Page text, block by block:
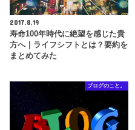
2017.8.19
寿命100年時代に絶望を感じた貴
方へ｜ライフシフトとは？要約を
まとめてみた
ブログのこと。